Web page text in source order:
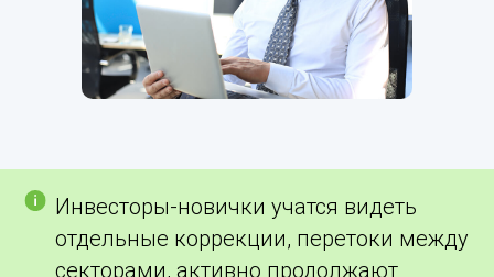
Инвесторы-новички учатся видеть
отдельные коррекции, перетоки между
секторами, активно продолжают